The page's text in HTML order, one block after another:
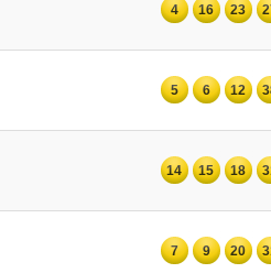
4 16 23
5 6 12
14 15 18
7 9 20